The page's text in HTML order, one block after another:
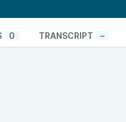
zu werden und in eine ganz
hat? Kann Ostfriesland unter
die er am meisten
0 TRANSCRIPT –